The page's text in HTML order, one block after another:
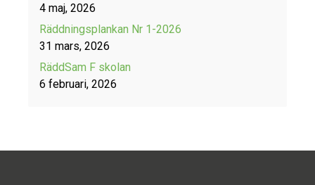
4 maj, 2026
Räddningsplankan Nr 1-2026
31 mars, 2026
RäddSam F skolan
6 februari, 2026